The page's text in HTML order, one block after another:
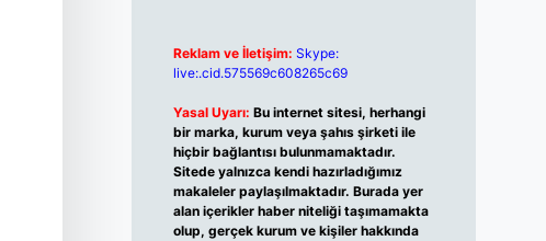
Reklam ve İletişim: Skype:
live:.cid.575569c608265c69
Yasal Uyarı: Bu internet sitesi, herhangi
bir marka, kurum veya şahıs şirketi ile
hiçbir bağlantısı bulunmamaktadır.
Sitede yalnızca kendi hazırladığımız
makaleler paylaşılmaktadır. Burada yer
alan içerikler haber niteliği taşımamakta
olup, gerçek kurum ve kişiler hakkında